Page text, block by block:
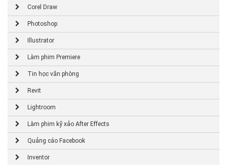
Corel Draw
Photoshop
Illustrator
Làm phim Premiere
Tin học văn phòng
Revit
Lightroom
Làm phim kỹ xảo After Effects
Quảng cáo Facebook
Inventor